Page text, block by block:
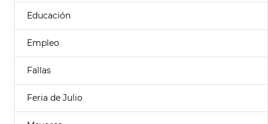
Educación
Empleo
Fallas
Feria de Julio